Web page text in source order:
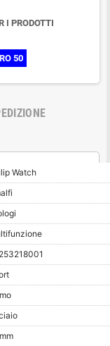
I PRODOTTI
50
Watch